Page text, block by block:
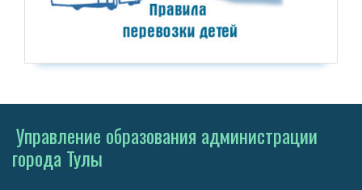
Управление образования администрации
города Тулы